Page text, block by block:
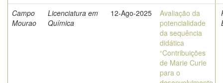
Campo
Mourao
Licenciatura em
Química
12-Ago-2025
Avaliação da
potencialidade
da sequência
didática
“Contribuições
de Marie Curie
para o